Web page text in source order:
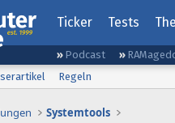
Ticker Tests
Podcast
Regeln
Systemtools